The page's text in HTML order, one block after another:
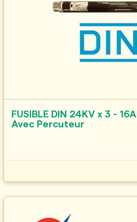
FUSIBLE DIN 24KV x 3 - 16A
Avec Percuteur